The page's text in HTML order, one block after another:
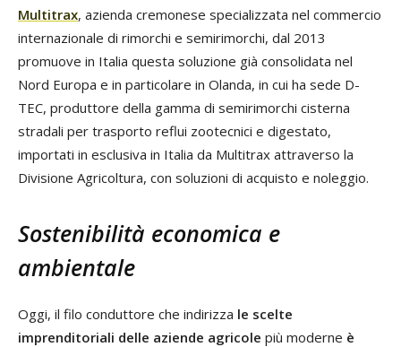
Multitrax, azienda cremonese specializzata nel commercio
internazionale di rimorchi e semirimorchi, dal 2013
promuove in Italia questa soluzione già consolidata nel
Nord Europa e in particolare in Olanda, in cui ha sede D-
TEC, produttore della gamma di semirimorchi cisterna
stradali per trasporto reflui zootecnici e digestato,
importati in esclusiva in Italia da Multitrax attraverso la
Divisione Agricoltura, con soluzioni di acquisto e noleggio.
Sostenibilità economica e
ambientale
Oggi, il filo conduttore che indirizza le scelte
imprenditoriali delle aziende agricole più moderne è